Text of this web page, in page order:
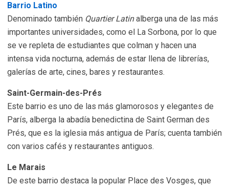
Barrio Latino
Denominado también Quartier Latinalberga una de las más
importantes universidades, como el La Sorbona, por lo que
se ve repleta de estudiantes que colman y hacen una
intensa vida nocturna, además de estar llena de librerías,
galerías de arte, cines, bares y restaurantes.
Saint-Germain-des-Prés
Este barrio es uno de las más glamorosos y elegantes de
París, alberga la abadía benedictina de Saint German des
Prés, que es la iglesia más antigua de París; cuenta también
con varios cafés y restaurantes antiguos.
Le Marais
De este barrio destaca la popular Place des Vosges, que